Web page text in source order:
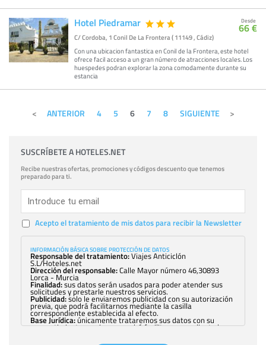
Hotel Piedramar
C/ Cordoba, 1 Conil De La Frontera ( 11149 , Cádiz)
Con una ubicacion fantastica en Conil de la Frontera, este hotel
ofrece facil acceso a un gran número de atracciones locales. Los
huespedes podran explorar la zona comodamente durante su
estancia
Desde
66 €
ANTERIOR 4 5 6 7 8 SIGUIENTE
SUSCRÍBETE A HOTELES.NET
Recibe nuestras ofertas, promociones y códigos descuento que tenemos
preparado para ti.
Acepto el tratamiento de mis datos para recibir la Newsletter
INFORMACIÓN BÁSICA SOBRE PROTECCIÓN DE DATOS
Responsable del tratamiento:Viajes Anticiclón
S.L/Hoteles.net
Dirección del responsable:Calle Mayor número 46,30893
Lorca - Murcia
Finalidad:sus datos serán usados para poder atender sus
solicitudes y prestarle nuestros servicios.
Publicidad:solo le enviaremos publicidad con su autorización
previa, que podrá facilitarnos mediante la casilla
correspondiente establecida al efecto.
Base Jurídica:únicamente trataremos sus datos con su
consentimiento previo, que podrá facilitarnos mediante la
con carácter general, sólo el personal de